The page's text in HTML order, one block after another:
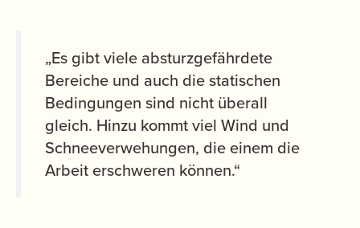
„Es gibt viele absturzgefährdete
Bereiche und auch die statischen
Bedingungen sind nicht überall
gleich. Hinzu kommt viel Wind und
Schneeverwehungen, die einem die
Arbeit erschweren können.“